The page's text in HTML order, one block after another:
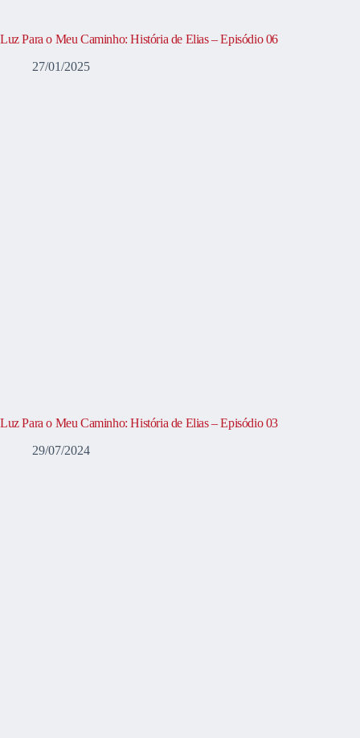
Luz Para o Meu Caminho: História de Elias – Episódio 06
27/01/2025
Luz Para o Meu Caminho: História de Elias – Episódio 03
29/07/2024